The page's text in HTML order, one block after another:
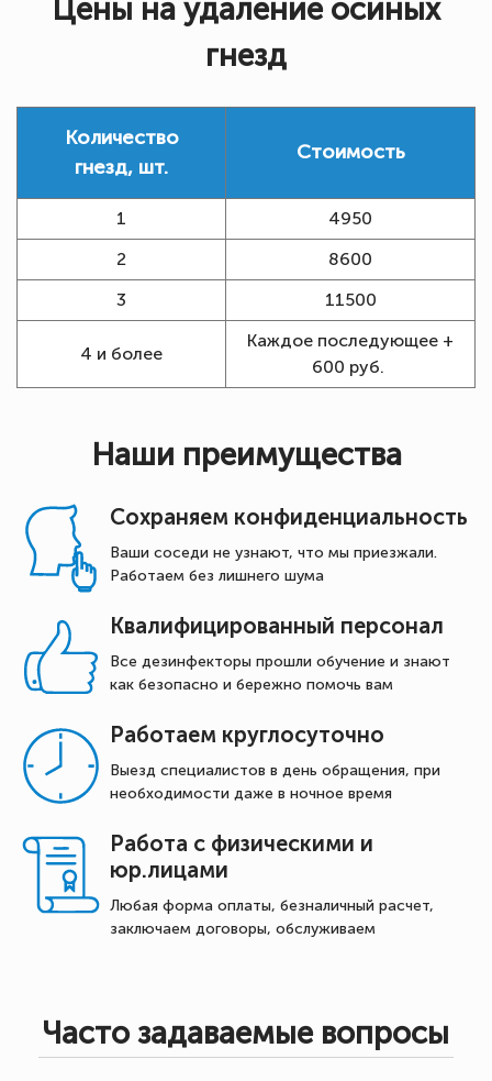
Цены на удаление осиных
гнезд
Количество
гнезд, шт.
Стоимость
1
4950
2
8600
3
11500
4 и более
Каждое последующее +
600 руб.
Наши преимущества
Сохраняем конфиденциальность
Ваши соседи не узнают, что мы приезжали.
Работаем без лишнего шума
Квалифицированный персонал
Все дезинфекторы прошли обучение и знают
как безопасно и бережно помочь вам
Работаем круглосуточно
Выезд специалистов в день обращения, при
необходимости даже в ночное время
Работа с физическими и
юр.лицами
Любая форма оплаты, безналичный расчет,
заключаем договоры, обслуживаем
Часто задаваемые вопросы